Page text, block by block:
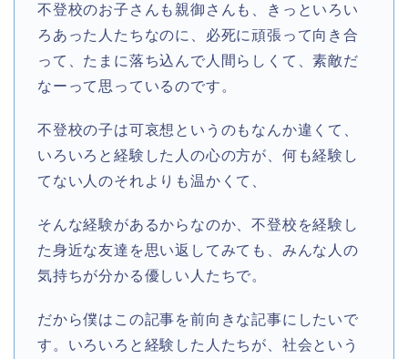
不登校のお子さんも親御さんも、きっといろい
ろあった人たちなのに、必死に頑張って向き合
って、たまに落ち込んで人間らしくて、素敵だ
なーって思っているのです。
不登校の子は可哀想というのもなんか違くて、
いろいろと経験した人の心の方が、何も経験し
てない人のそれよりも温かくて、
そんな経験があるからなのか、不登校を経験し
た身近な友達を思い返してみても、みんな人の
気持ちが分かる優しい人たちで。
だから僕はこの記事を前向きな記事にしたいで
す。いろいろと経験した人たちが、社会という